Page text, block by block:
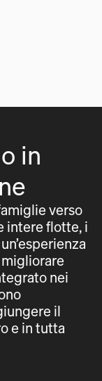
in
verso
intere flotte, i
migliorare
nei
il
e in tutta